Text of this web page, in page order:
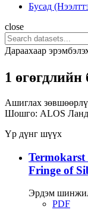
Бусад
close
Дараахаар
1 өгөгдлийн
Ашиглах
Шошго: ALOS
Үр дүнг шүүх
Termokarst
Fringe of
Эрдэм
PDF